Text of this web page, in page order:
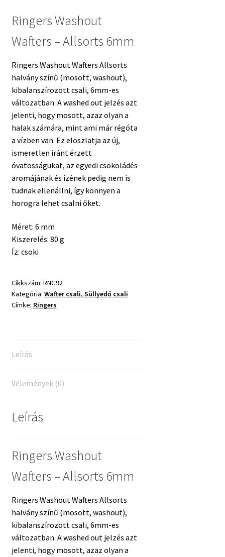
Ringers Washout
Wafters – Allsorts 6mm
Ringers Washout Wafters Allsorts
halvány színű (mosott, washout),
kibalanszírozott csali, 6mm-es
változatban. A washed out jelzés azt
jelenti, hogy mosott, azaz olyan a
halak számára, mint ami már régóta
a vízben van. Ez eloszlatja az új,
ismeretlen iránt érzett
óvatosságukat, az egyedi csokoládés
aromájának és ízének pedig nem is
tudnak ellenállni, így könnyen a
horogra lehet csalni őket.
Méret: 6 mm
Kiszerelés: 80 g
Íz: csoki
Cikkszám: RNG92
Kategória: Wafter csali, Süllyedő csali
Címke: Ringers
Leírás
Vélemények (0)
Leírás
Ringers Washout
Wafters – Allsorts 6mm
Ringers Washout Wafters Allsorts
halvány színű (mosott, washout),
kibalanszírozott csali, 6mm-es
változatban. A washed out jelzés azt
jelenti, hogy mosott, azaz olyan a